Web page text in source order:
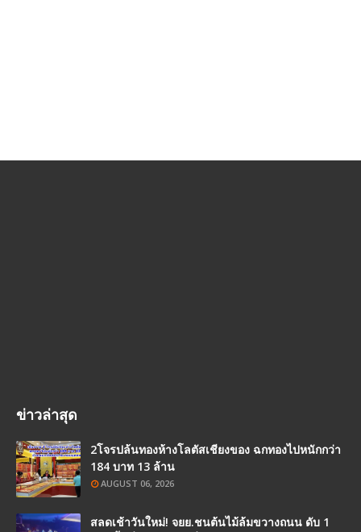
ข่าวล่าสุด
2โจรปล้นทองห้างโลตัสเชียงของ ฉกทองไปหนักกว่า
184 บาท 13 ล้าน
AUGUST 06, 2026
สลดเช้าวันใหม่! จยย.ชนต้นไม้ล้มขวางถนน ดับ 1